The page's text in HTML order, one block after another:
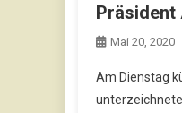
Präsident
Mai 20, 2020
Am Dienstag